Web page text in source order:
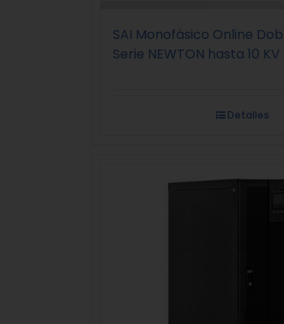
SAI Monofásico Online
Serie NEWTON hasta 10 KV
Detalles